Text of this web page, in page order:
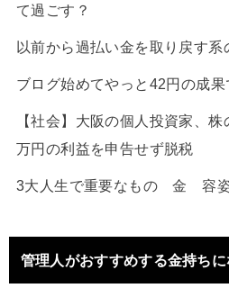
て過ごす？
以前から過払い金を取り戻す系
ブログ始めてやっと42円の成
【社会】大阪の個人投資家、
万円の利益を申告せず脱税
3大人生で重要なもの 金 容
管理人がおすすめする金持ち